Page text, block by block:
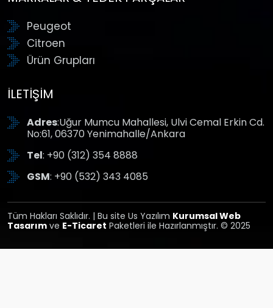
Peugeot
Citroen
Ürün Grupları
İLETIŞIM
Adres:Uğur Mumcu Mahallesi, Ulvi Cemal Erkin Cd.
No:61, 06370 Yenimahalle/Ankara
Tel: +90 (312) 354 8888
GSM: +90 (532) 343 4085
Tüm Hakları Saklıdır. | Bu site Us Yazılım Kurumsal Web
Tasarım ve E-Ticaret Paketleri ile Hazırlanmıştır. © 2025